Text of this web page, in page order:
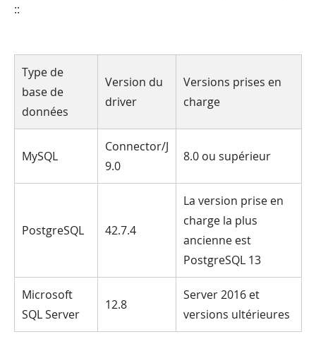
::
Type de
base de
données
Version du
driver
Versions prises en
charge
MySQL
Connector/J
9.0
8.0 ou supérieur
PostgreSQL 42.7.4
La version prise en
charge la plus
ancienne est
PostgreSQL 13
Microsoft
SQL Server
12.8
Server 2016 et
versions ultérieures